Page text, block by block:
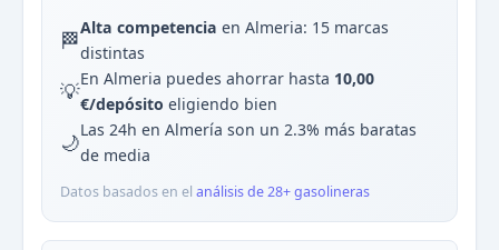
🏁Alta competencia en Almeria: 15 marcas
distintas
💡En Almeria puedes ahorrar hasta 10,00
€/depósito eligiendo bien
🌙Las 24h en Almería son un 2.3% más baratas
de media
Datos basados en el análisis de 28+ gasolineras